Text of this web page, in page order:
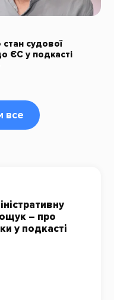
судової
ЄС у подкасті
все
– про
у подкасті